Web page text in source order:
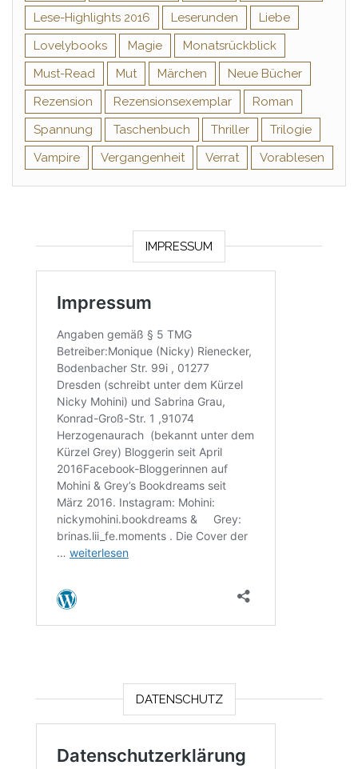
Lese-Highlights 2016
Leserunden
Liebe
Lovelybooks
Magie
Monatsrückblick
Must-Read
Mut Märchen
Neue Bücher
Rezension
Rezensionsexemplar
Roman
Spannung
Taschenbuch Thriller
Trilogie
Vampire
Vergangenheit Verrat Vorablesen
IMPRESSUM
DATENSCHUTZ